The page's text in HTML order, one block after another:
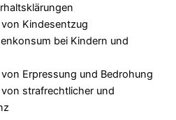
Kindesentzug
bei Kindern und
Erpressung und Bedrohung
strafrechtlicher und